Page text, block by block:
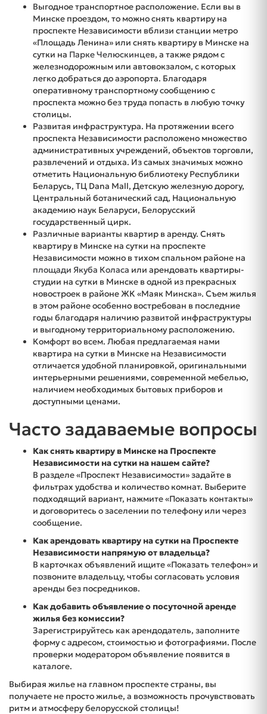
Выгодное транспортное расположение. Если вы в
Минске проездом, то можно снять квартиру на
проспекте Независимости вблизи станции метро
«Площадь Ленина» или снять квартиру в Минске на
сутки на Парке Челюскинцев, а также рядом с
железнодорожным или автовокзалом, с которых
легко добраться до аэропорта. Благодаря
оперативному транспортному сообщению с
проспекта можно без труда попасть в любую точку
столицы.
Развитая инфраструктура. На протяжении всего
проспекта Независимости расположено множество
административных учреждений, объектов торговли,
развлечений и отдыха. Из самых значимых можно
отметить Национальную библиотеку Республики
Беларусь, ТЦ Dana Mall, Детскую железную дорогу,
Центральный ботанический сад, Национальную
академию наук Беларуси, Белорусский
государственный цирк.
Различные варианты квартир в аренду. Снять
квартиру в Минске на сутки на проспекте
Независимости можно в тихом спальном районе на
площади Якуба Коласа или арендовать квартиры-
студии на сутки в Минске в одной из прекрасных
новостроек в районе ЖК «Маяк Минска». Съем жилья
в этом районе особенно востребован в последние
годы благодаря наличию развитой инфраструктуры
и выгодному территориальному расположению.
Комфорт во всем. Любая предлагаемая нами
квартира на сутки в Минске на Независимости
отличается удобной планировкой, оригинальными
интерьерными решениями, современной мебелью,
наличием необходимых бытовых приборов и
доступными ценами.
Часто задаваемые вопросы
Как снять квартиру в Минске на Проспекте
Независимости на сутки на нашем сайте?
В разделе «Проспект Независимости» задайте в
фильтрах удобства и количество комнат. Выберите
подходящий вариант, нажмите «Показать контакты»
и договоритесь о заселении по телефону или через
сообщение.
Как арендовать квартиру на сутки на Проспекте
Независимости напрямую от владельца?
В карточках объявлений ищите «Показать телефон» и
позвоните владельцу, чтобы согласовать условия
аренды без посредников.
Как добавить объявление о посуточной аренде
жилья без комиссии?
Зарегистрируйтесь как арендодатель, заполните
форму с адресом, стоимостью и фотографиями. После
проверки модератором объявление появится в
каталоге.
Выбирая жилье на главном проспекте страны, вы
получаете не просто жилье, а возможность прочувствовать
ритм и атмосферу белорусской столицы!